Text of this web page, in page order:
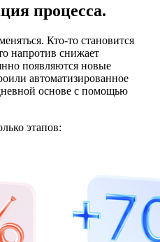
процесса.
Кто-то становится
напротив снижает
появляются новые
автоматизированное
основе с помощью
этапов: